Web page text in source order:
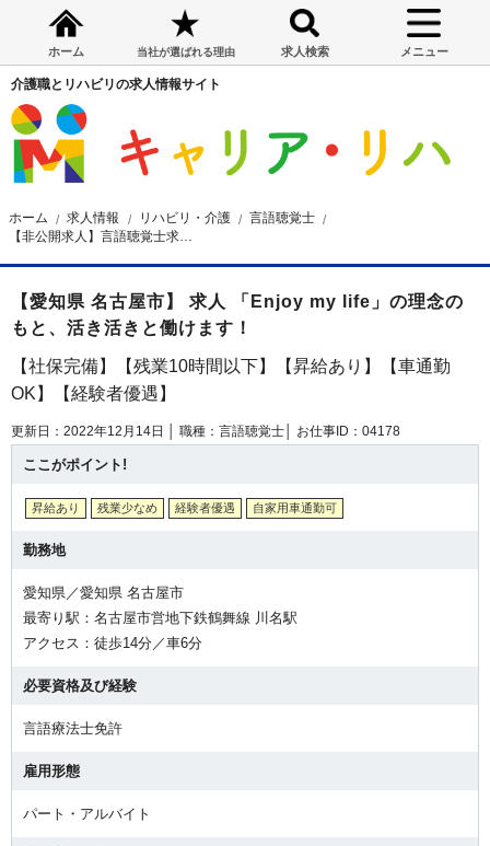
ホーム 当社が選ばれる理由 求人検索 メニュー
介護職とリハビリの求人情報サイト
ホーム 求人情報 リハビリ・介護
言語聴覚士
【愛知県 名古屋市】 求人 「Enjoy my life」の理念の
もと、活き活きと働けます！
【社保完備】【残業10時間以下】【昇給あり】【車通勤
OK】【経験者優遇】
更新日：2022年12月14日 │ 職種：言語聴覚士│ お仕事ID：04178
ここがポイント!
昇給あり 残業少なめ 経験者優遇 自家用車通勤可
勤務地
愛知県／愛知県 名古屋市
最寄り駅：名古屋市営地下鉄鶴舞線 川名駅
アクセス：徒歩14分／車6分
必要資格及び経験
言語療法士免許
雇用形態
パート・アルバイト